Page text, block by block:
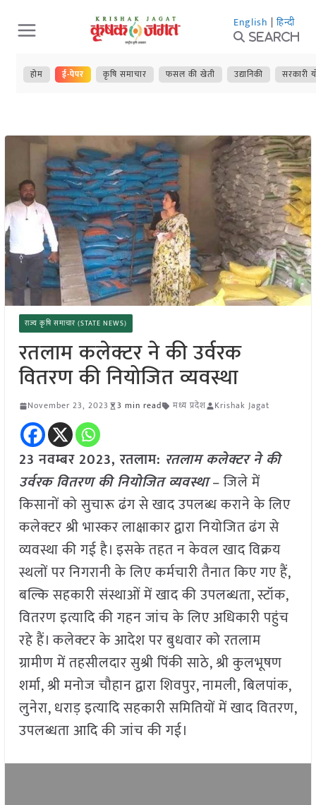
Skip
to
content
English | हिन्दी
Search
होम ई-पेपर कृषि समाचार फसल की खेती उद्यानिकी सरकारी
राज्य कृषि समाचार (STATE NEWS)
रतलाम कलेक्टर ने की उर्वरक
वितरण की नियोजित व्यवस्था
November 23, 2023 3 min read मध्य प्रदेश Krishak Jagat
23 नवम्बर 2023, रतलाम: रतलाम कलेक्टर ने की
उर्वरक वितरण की नियोजित व्यवस्था– जिले में
किसानों को सुचारू ढंग से खाद उपलब्ध कराने के लिए
कलेक्टर श्री भास्कर लाक्षाकार द्वारा नियोजित ढंग से
व्यवस्था की गई है। इसके तहत न केवल खाद विक्रय
स्थलों पर निगरानी के लिए कर्मचारी तैनात किए गए हैं,
बल्कि सहकारी संस्थाओं में खाद की उपलब्धता, स्टॉक,
वितरण इत्यादि की गहन जांच के लिए अधिकारी पहुंच
रहे हैं। कलेक्टर के आदेश पर बुधवार को रतलाम
ग्रामीण में तहसीलदार सुश्री पिंकी साठे, श्री कुलभूषण
शर्मा, श्री मनोज चौहान द्वारा शिवपुर, नामली, बिलपांक,
लुनेरा, धराड़ इत्यादि सहकारी समितियों में खाद वितरण,
उपलब्धता आदि की जांच की गई।